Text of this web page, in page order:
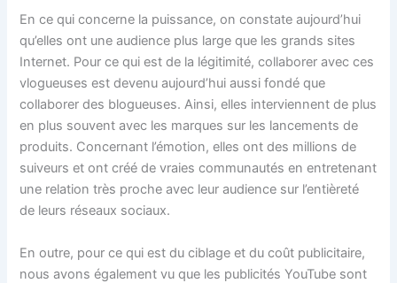
En ce qui concerne la puissance, on constate aujourd’hui
qu’elles ont une audience plus large que les grands sites
Internet. Pour ce qui est de la légitimité, collaborer avec ces
vlogueuses est devenu aujourd’hui aussi fondé que
collaborer des blogueuses. Ainsi, elles interviennent de plus
en plus souvent avec les marques sur les lancements de
produits. Concernant l’émotion, elles ont des millions de
suiveurs et ont créé de vraies communautés en entretenant
une relation très proche avec leur audience sur l’entièreté
de leurs réseaux sociaux.
En outre, pour ce qui est du ciblage et du coût publicitaire,
nous avons également vu que les publicités YouTube sont